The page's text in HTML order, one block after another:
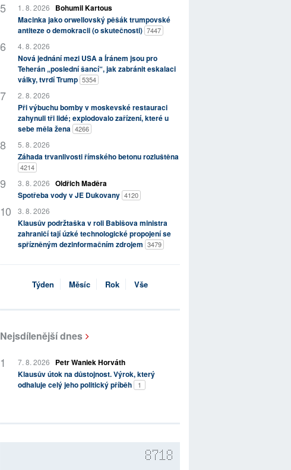
1. 8. 2026
Bohumil Kartous
Macinka jako orwellovský pěšák trumpovské
antiteze o demokracii (o skutečnosti) 7447
4. 8. 2026
Nová jednání mezi USA a Íránem jsou pro
Teherán „poslední šancí“, jak zabránit eskalaci
války, tvrdí Trump 5354
2. 8. 2026
Při výbuchu bomby v moskevské restauraci
zahynuli tři lidé; explodovalo zařízení, které u
sebe měla žena 4266
5. 8. 2026
Záhada trvanlivosti římského betonu rozluštěna
4214
3. 8. 2026 Oldřich Maděra
Spotřeba vody v JE Dukovany 4120
3. 8. 2026
Klausův podržtaška v roli Babišova ministra
zahraničí tají úzké technologické propojení se
spřízněným dezinformačním zdrojem 3479
Týden Měsíc Rok Vše
Nejsdílenější dnes
7. 8. 2026
Petr Waniek Horváth
Klausův útok na důstojnost. Výrok, který
odhaluje celý jeho politický příběh
1
8718